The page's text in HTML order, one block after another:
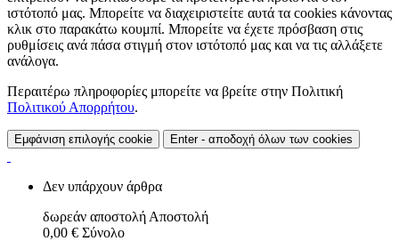
ιστότοπό μας. Μπορείτε να διαχειριστείτε αυτά τα cookies κάνοντας
κλικ στο παρακάτω κουμπί. Μπορείτε να έχετε πρόσβαση στις
ρυθμίσεις ανά πάσα στιγμή στον ιστότοπό μας και να τις αλλάξετε
ανάλογα.
Περαιτέρω πληροφορίες μπορείτε να βρείτε στην Πολιτική
Πολιτικού Απορρήτου.
Εμφάνιση επιλογής cookie Enter - αποδοχή όλων των cookies
Δεν υπάρχουν άρθρα
δωρεάν αποστολή Αποστολή
0,00 € Σύνολο